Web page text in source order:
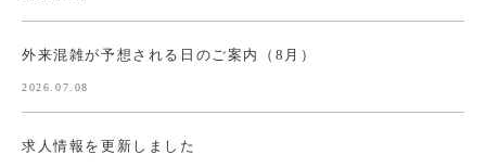
外来混雑が予想される日のご案内（8月）
2026.07.08
求人情報を更新しました